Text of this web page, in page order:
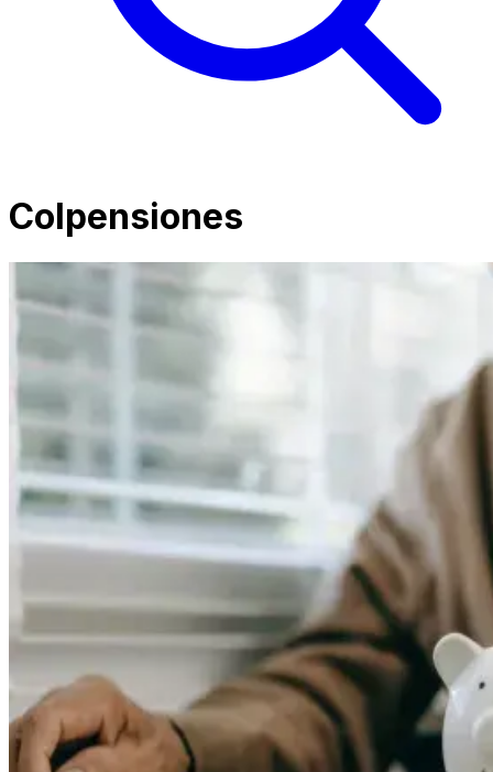
Colpensiones